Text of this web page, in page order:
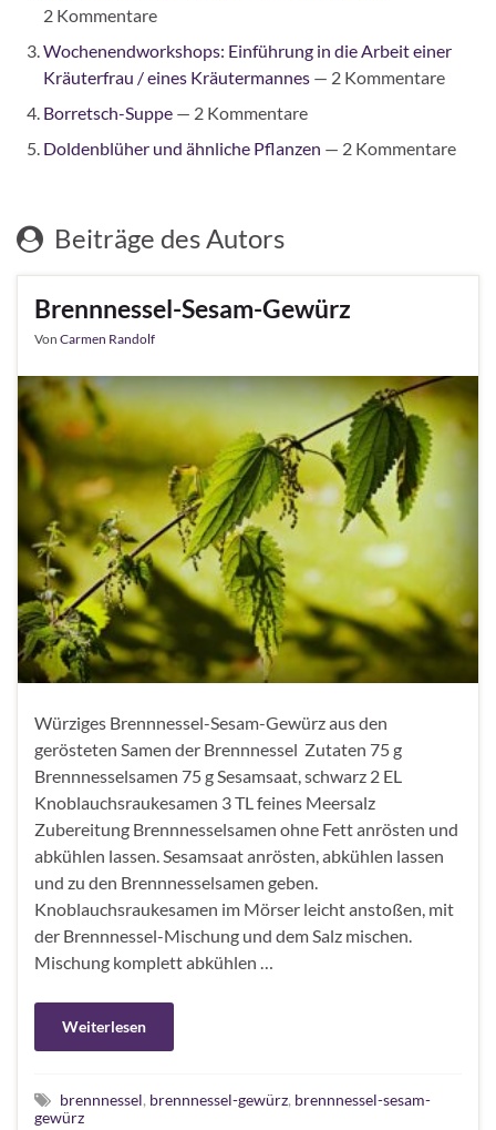
2 Kommentare
Wochenendworkshops: Einführung in die Arbeit einer
Kräuterfrau / eines Kräutermannes — 2 Kommentare
Borretsch-Suppe — 2 Kommentare
Doldenblüher und ähnliche Pflanzen — 2 Kommentare
Beiträge des Autors
Brennnessel-Sesam-Gewürz
Von Carmen Randolf
Würziges Brennnessel-Sesam-Gewürz aus den
gerösteten Samen der Brennnessel Zutaten 75 g
Brennnesselsamen 75 g Sesamsaat, schwarz 2 EL
Knoblauchsraukesamen 3 TL feines Meersalz
Zubereitung Brennnesselsamen ohne Fett anrösten und
abkühlen lassen. Sesamsaat anrösten, abkühlen lassen
und zu den Brennnesselsamen geben.
Knoblauchsraukesamen im Mörser leicht anstoßen, mit
der Brennnessel-Mischung und dem Salz mischen.
Mischung komplett abkühlen …
Weiterlesen
brennnessel, brennnessel-gewürz, brennnessel-sesam-
gewürz